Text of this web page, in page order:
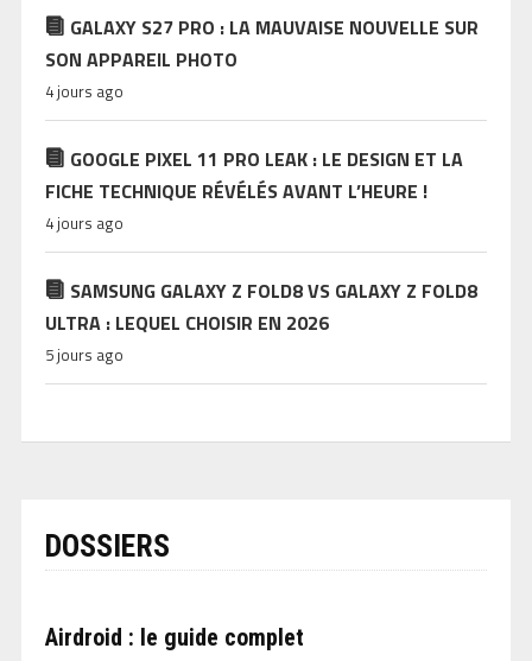
GALAXY S27 PRO : LA MAUVAISE NOUVELLE SUR
SON APPAREIL PHOTO
4 jours ago
GOOGLE PIXEL 11 PRO LEAK : LE DESIGN ET LA
FICHE TECHNIQUE RÉVÉLÉS AVANT L’HEURE !
4 jours ago
SAMSUNG GALAXY Z FOLD8 VS GALAXY Z FOLD8
ULTRA : LEQUEL CHOISIR EN 2026
5 jours ago
DOSSIERS
Airdroid : le guide complet